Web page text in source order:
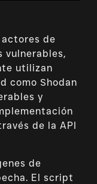
de
vulnerables,
utilizan
como Shodan
y
de la API
de
El script